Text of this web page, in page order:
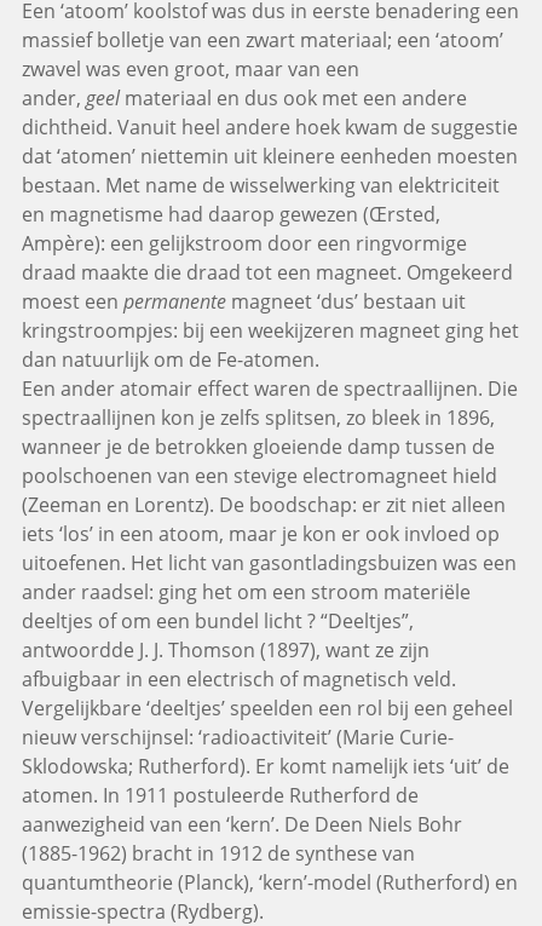
Een ‘atoom’ koolstof was dus in eerste benadering een
massief bolletje van een zwart materiaal; een ‘atoom’
zwavel was even groot, maar van een
ander, geelmateriaal en dus ook met een andere
dichtheid. Vanuit heel andere hoek kwam de suggestie
dat ‘atomen’ niettemin uit kleinere eenheden moesten
bestaan. Met name de wisselwerking van elektriciteit
en magnetisme had daarop gewezen (Œrsted,
Ampère): een gelijkstroom door een ringvormige
draad maakte die draad tot een magneet. Omgekeerd
moest een permanentemagneet ‘dus’ bestaan uit
kringstroompjes: bij een weekijzeren magneet ging het
dan natuurlijk om de Fe-atomen.
Een ander atomair effect waren de spectraallijnen. Die
spectraallijnen kon je zelfs splitsen, zo bleek in 1896,
wanneer je de betrokken gloeiende damp tussen de
poolschoenen van een stevige electromagneet hield
(Zeeman en Lorentz). De boodschap: er zit niet alleen
iets ‘los’ in een atoom, maar je kon er ook invloed op
uitoefenen. Het licht van gasontladingsbuizen was een
ander raadsel: ging het om een stroom materiële
deeltjes of om een bundel licht ? “Deeltjes”,
antwoordde J. J. Thomson (1897), want ze zijn
afbuigbaar in een electrisch of magnetisch veld.
Vergelijkbare ‘deeltjes’ speelden een rol bij een geheel
nieuw verschijnsel: ‘radioactiviteit’ (Marie Curie-
Sklodowska; Rutherford). Er komt namelijk iets ‘uit’ de
atomen. In 1911 postuleerde Rutherford de
aanwezigheid van een ‘kern’. De Deen Niels Bohr
(1885-1962) bracht in 1912 de synthese van
quantumtheorie (Planck), ‘kern’-model (Rutherford) en
emissie-spectra (Rydberg).